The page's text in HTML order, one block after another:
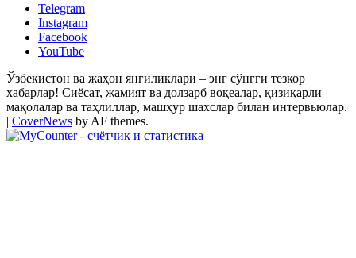
Telegram
Instagram
Facebook
YouTube
Ўзбекистон ва жаҳон янгиликлари – энг сўнгги тезкор
хабарлар! Сиёсат, жамият ва долзарб воқеалар, қизиқарли
мақолалар ва таҳлиллар, машҳур шахслар билан интервьюлар.
| CoverNews by AF themes.